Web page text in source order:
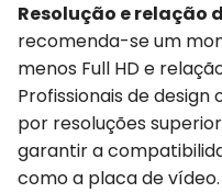
Resolução e relação
recomenda-se um
menos Full HD e
Profissionais de
por resoluções
garantir a
como a placa de vídeo.